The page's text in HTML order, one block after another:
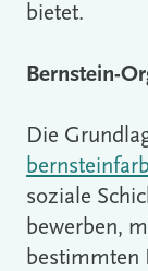
bietet.
Bernstein-
Die
soziale
bewerben,
bestimmten